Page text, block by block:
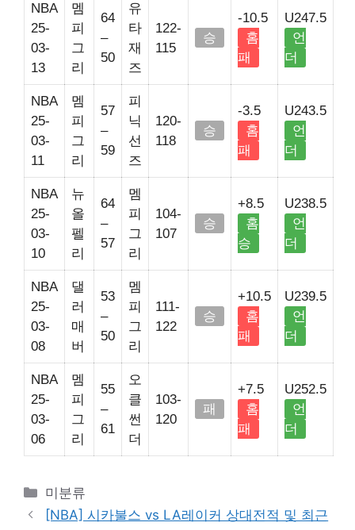
NBA
25-
03-
13
멤
피
그
리
64
–
50
유
타
재
즈
122-
115
승
-10.5
홈
패
U247.5
언
더
NBA
25-
03-
11
멤
피
그
리
57
–
59
피
닉
선
즈
120-
118
승
-3.5
홈
패
U243.5
언
더
NBA
25-
03-
10
뉴
올
펠
리
64
–
57
멤
피
그
리
104-
107
승
+8.5
홈
승
U238.5
언
더
NBA
25-
03-
08
댈
러
매
버
53
–
50
멤
피
그
리
111-
122
승
+10.5
홈
패
U239.5
언
더
NBA
25-
03-
06
멤
피
그
리
55
–
61
오
클
썬
더
103-
120
패
+7.5
홈
패
U252.5
언
더
Categories
미분류
[NBA] 시카불스 vs LA레이커 상대전적 및 최근